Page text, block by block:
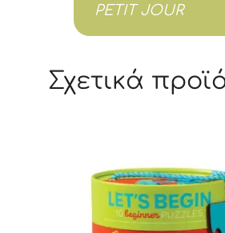
PETIT JOUR
Σχετικά